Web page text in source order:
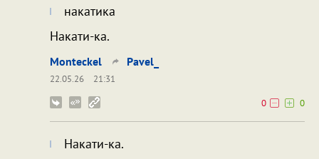
накатика
Накати-ка.
Monteckel Pavel_
22.05.26
21:31
0
0
Накати-ка.